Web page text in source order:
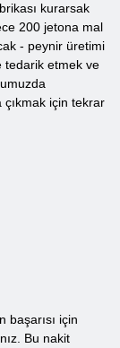
kurarsak
200 jetona mal
- peynir üretimi
tedarik etmek ve
için tekrar
başarısı için
Bu nakit